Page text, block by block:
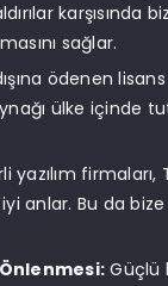
sağlar.
ödenen
ülke
yazılım firmaları,
anlar. Bu da
Güçlü